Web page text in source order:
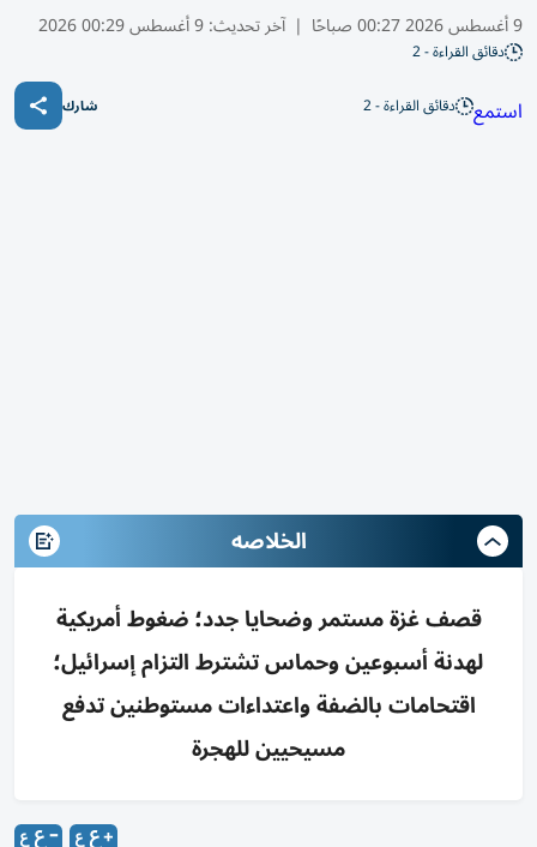
9 أغسطس 2026 00:27 صباحًا | آخر تحديث:9 أغسطس 00:29 2026
دقائق القراءة - 2
استمع دقائق القراءة - 2 شارك
الخلاصه
قصف غزة مستمر وضحايا جدد؛ ضغوط أمريكية
لهدنة أسبوعين وحماس تشترط التزام إسرائيل؛
اقتحامات بالضفة واعتداءات مستوطنين تدفع
مسيحيين للهجرة